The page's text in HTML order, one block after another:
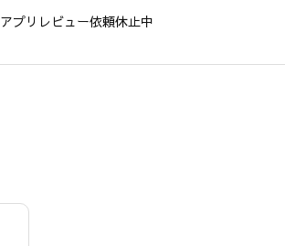
アプリレビュー依頼休止中